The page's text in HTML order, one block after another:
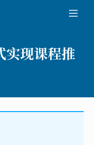
实现课程推